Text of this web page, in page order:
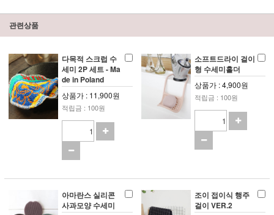
관련상품
다목적 스크럽 수
세미 2P 세트 - Ma
de in Poland
상품가 : 11,900원
적립금 : 100원
소프트드라이 걸이
형 수세미홀더
상품가 : 4,900원
적립금 : 100원
아마란스 실리콘
사과모양 수세미
조이 접이식 행주
걸이 VER.2